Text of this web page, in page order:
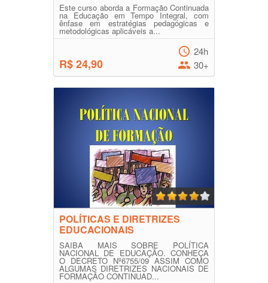
Este curso aborda a Formação Continuada
na Educação em Tempo Integral, com
ênfase em estratégias pedagógicas e
metodológicas aplicáveis a...
R$ 24,90
24h
30+
POLÍTICAS E DIRETRIZES
EDUCACIONAIS
SAIBA MAIS SOBRE POLÍTICA
NACIONAL DE EDUCAÇÃO. CONHEÇA
O DECRETO Nº6755/09 ASSIM COMO
ALGUMAS DIRETRIZES NACIONAIS DE
FORMAÇÃO CONTINUAD...